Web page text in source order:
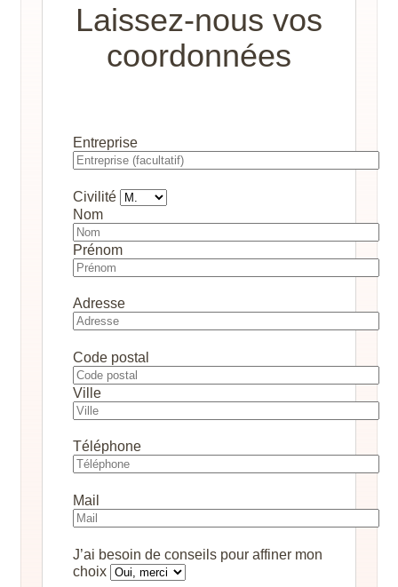
Laissez-nous vos
coordonnées
Entreprise
Civilité
Nom
Prénom
Adresse
Code postal
Ville
Téléphone
Mail
J’ai besoin de conseils pour affiner mon
choix